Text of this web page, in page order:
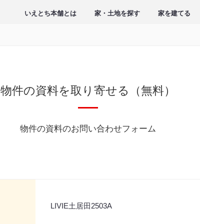
いえとち本舗とは 家・土地を探す 家を建てる
物件の資料を取り寄せる（無料）
物件の資料のお問い合わせフォーム
LIVIE土居田2503A